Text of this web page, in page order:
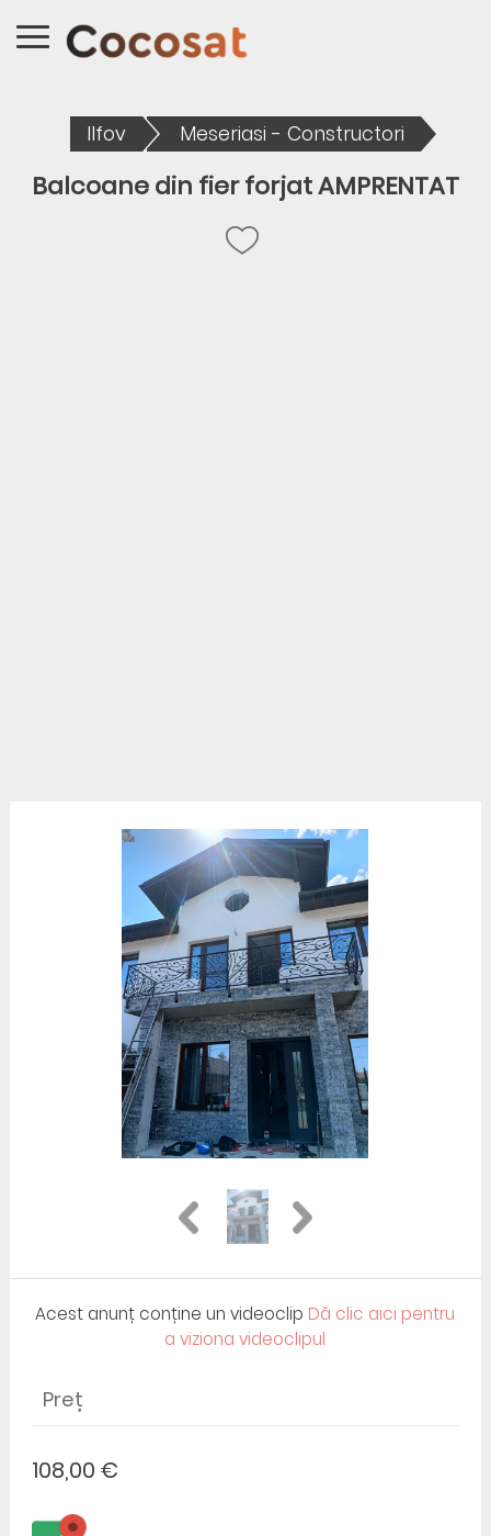
Ilfov Meseriasi - Constructori
Balcoane din fier forjat AMPRENTAT
Acest anunț conține un videoclip Dă clic aici pentru
a viziona videoclipul
Preț
108,00 €